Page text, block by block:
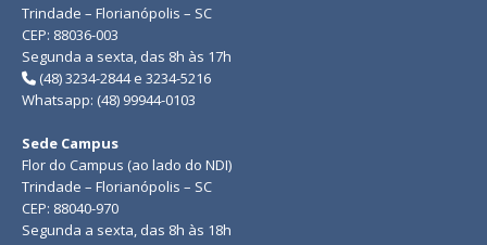
Trindade – Florianópolis – SC
CEP: 88036-003
Segunda a sexta, das 8h às 17h
(48) 3234-2844 e 3234-5216
Whatsapp: (48) 99944-0103
Sede Campus
Flor do Campus (ao lado do NDI)
Trindade – Florianópolis – SC
CEP: 88040-970
Segunda a sexta, das 8h às 18h